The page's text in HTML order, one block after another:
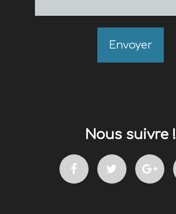
Envoyer
Nous suivre !